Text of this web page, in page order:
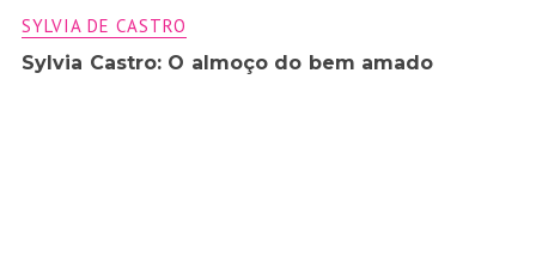
SYLVIA DE CASTRO
Sylvia Castro: O almoço do bem amado